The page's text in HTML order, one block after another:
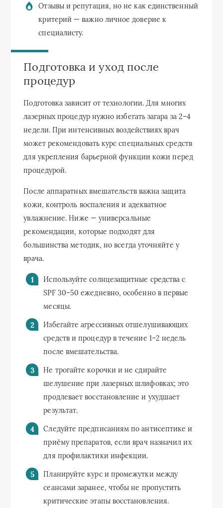
Отзывы и репутация, но не как единственный
критерий — важно личное доверие к
специалисту.
Подготовка и уход после
процедур
Подготовка зависит от технологии. Для многих
лазерных процедур нужно избегать загара за 2–4
недели. При интенсивных воздействиях врач
может рекомендовать курс специальных средств
для укрепления барьерной функции кожи перед
процедурой.
После аппаратных вмешательств важна защита
кожи, контроль воспаления и адекватное
увлажнение. Ниже — универсальные
рекомендации, которые подходят для
большинства методик, но всегда уточняйте у
врача.
Используйте солнцезащитные средства с
SPF 30–50 ежедневно, особенно в первые
месяцы.
Избегайте агрессивных отшелушивающих
средств и процедур в течение 1–2 недель
после вмешательства.
Не трогайте корочки и не сдирайте
шелушение при лазерных шлифовках; это
продлевает восстановление и ухудшает
результат.
Следуйте предписаниям по антисептике и
приёму препаратов, если врач назначил их
для профилактики инфекции.
Планируйте курс и промежутки между
сеансами заранее, чтобы не пропустить
критические этапы восстановления.